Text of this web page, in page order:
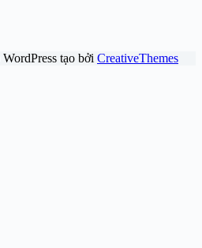
tạo bởi CreativeThemes